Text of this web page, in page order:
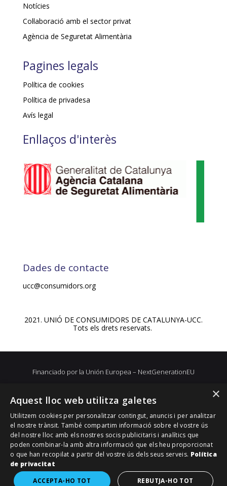
Notícies
Col·laboració amb el sector privat
Agència de Seguretat Alimentària
Pagines legals
Política de cookies
Política de privadesa
Avís legal
Enllaços d'interès
Dades de contacte
ucc@consumidors.org
2021. UNIÓ DE CONSUMIDORS DE CATALUNYA-UCC.
Tots els drets reservats.
Financiado por la Unión Europea – NextGenerationEU
×
Aquest lloc web utilitza galetes
Utilitzem cookies per personalitzar contingut, anuncis i per analitzar
el nostre trànsit. També compartim informació sobre el vostre ús
del nostre lloc amb els nostres socis publicitaris i analítics que
poden combinar-la amb altra informació que els heu proporcionat
o que han recopilat a partir del vostre ús dels seus serveis. Política
de privacitat
ACCEPTA-HO TOT
REBUTJA-HO TOT